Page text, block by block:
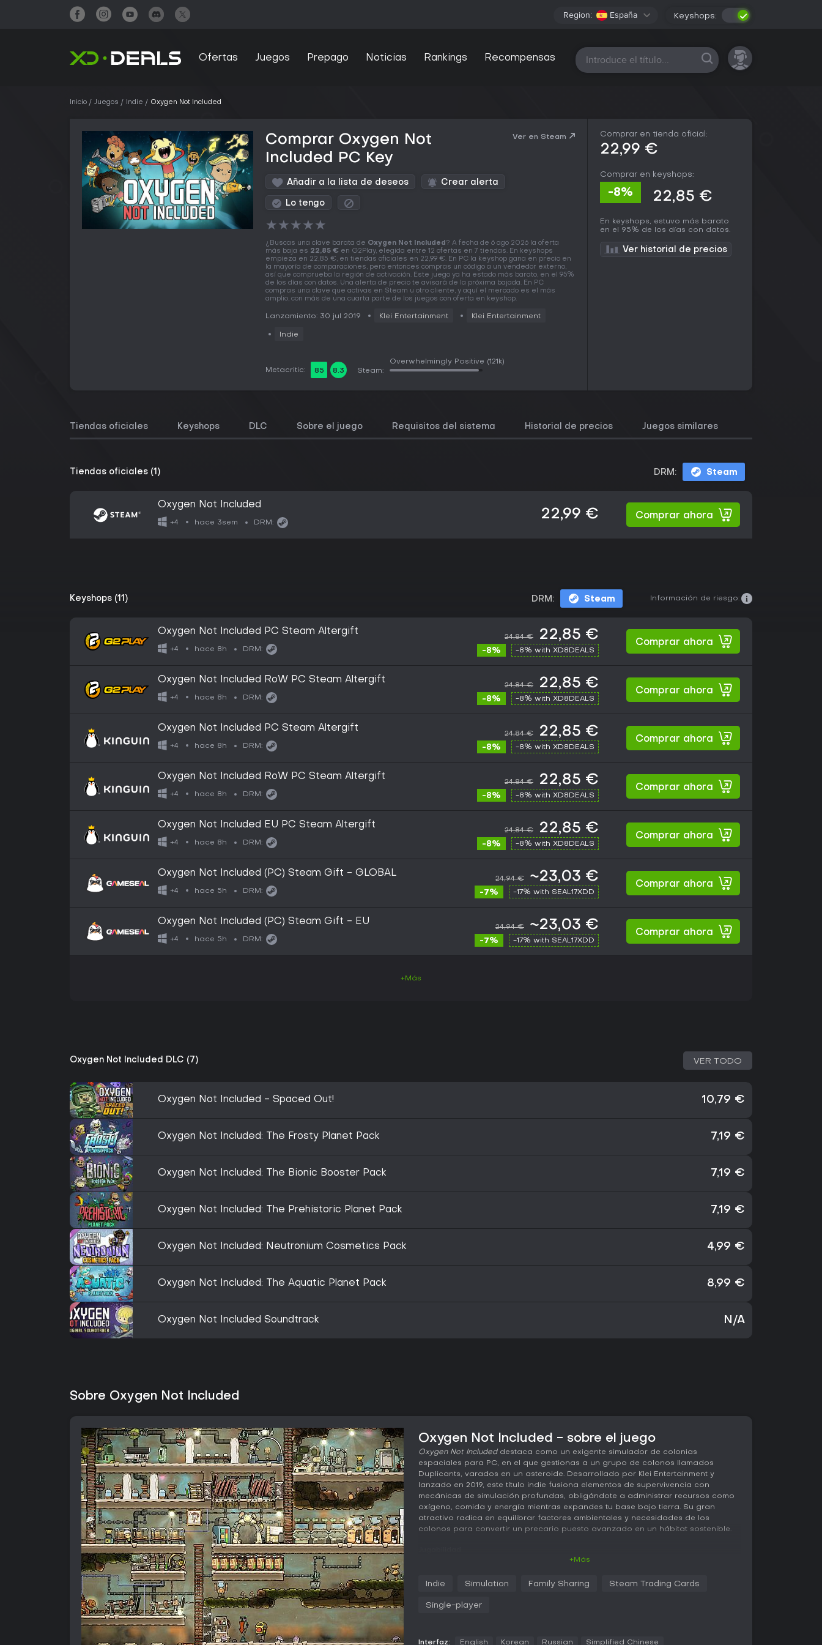
Region: España Keyshops:
Ofertas Juegos Prepago Noticias Rankings Recompensas Todas las plataformas
Inicio Juegos Indie Oxygen Not Included
Comprar Oxygen Not
Included PC Key
Ver en Steam
Añadir a la lista de deseos Crear alerta
Lo tengo
★★★★★
¿Buscas una clave barata de Oxygen Not Included ? A fecha de 6 ago 2026 la oferta
más baja es 22,85 € en G2Play, elegida entre 12 ofertas en 7 tiendas. En keyshops
empieza en 22,85 €, en tiendas oficiales en 22,99 €. En PC la keyshop gana en precio en
la mayoría de comparaciones, pero entonces compras un código a un vendedor externo,
así que comprueba la región de activación. Este juego ya ha estado más barato, en el 95%
de los días con datos. Una alerta de precio te avisará de la próxima bajada. En PC
compras una clave que activas en Steam u otro cliente, y aquí el mercado es el más
amplio, con más de una cuarta parte de los juegos con oferta en keyshop.
Lanzamiento: 30 jul 2019 Klei Entertainment Klei Entertainment
Indie
Metacritic: 85 8.3 Steam:
Overwhelmingly Positive (121k)
Comprar en tienda oficial:
22,99 €
Comprar en keyshops:
-8% 22,85 €
En keyshops, estuvo más barato
en el 95% de los días con datos.
Ver historial de precios
Tiendas oficiales Keyshops DLC Sobre el juego Requisitos del sistema Historial de precios Juegos similares
Tiendas oficiales (1) DRM: Steam
Oxygen Not Included
+4 hace 3sem DRM:
22,99 € Comprar ahora
Keyshops (11) DRM: Steam Información de riesgo:
Oxygen Not Included PC Steam Altergift
+4 hace 8h DRM:
24,84 € 22,85 €
-8% -8% with XD8DEALS
Comprar ahora
Oxygen Not Included RoW PC Steam Altergift
+4 hace 8h DRM:
24,84 € 22,85 €
-8% -8% with XD8DEALS
Comprar ahora
Oxygen Not Included PC Steam Altergift
+4 hace 8h DRM:
24,84 € 22,85 €
-8% -8% with XD8DEALS
Comprar ahora
Oxygen Not Included RoW PC Steam Altergift
+4 hace 8h DRM:
24,84 € 22,85 €
-8% -8% with XD8DEALS
Comprar ahora
Oxygen Not Included EU PC Steam Altergift
+4 hace 8h DRM:
24,84 € 22,85 €
-8% -8% with XD8DEALS
Comprar ahora
Oxygen Not Included (PC) Steam Gift - GLOBAL
+4 hace 5h DRM:
24,94 € ~23,03 €
-7% -17% with SEAL17XDD
Comprar ahora
Oxygen Not Included (PC) Steam Gift - EU
+4 hace 5h DRM:
24,94 € ~23,03 €
-7% -17% with SEAL17XDD
Comprar ahora
+Más
Oxygen Not Included DLC (7) VER TODO
Oxygen Not Included - Spaced Out! 10,79 €
Oxygen Not Included: The Frosty Planet Pack 7,19 €
Oxygen Not Included: The Bionic Booster Pack 7,19 €
Oxygen Not Included: The Prehistoric Planet Pack 7,19 €
Oxygen Not Included: Neutronium Cosmetics Pack 4,99 €
Oxygen Not Included: The Aquatic Planet Pack 8,99 €
Oxygen Not Included Soundtrack N/A
Sobre Oxygen Not Included
Oxygen Not Included - sobre el juego
Oxygen Not Includeddestaca como un exigente simulador de colonias
espaciales para PC, en el que gestionas a un grupo de colonos llamados
Duplicants, varados en un asteroide. Desarrollado por Klei Entertainment y
lanzado en 2019, este título indie fusiona elementos de supervivencia con
mecánicas de simulación profundas, obligándote a administrar recursos como
oxígeno, comida y energía mientras expandes tu base bajo tierra. Su gran
atractivo radica en equilibrar factores ambientales y necesidades de los
colonos para convertir un precario puesto avanzado en un hábitat sostenible.
con unos pocos Duplicants que excavan recursos, erigen estructuras y montan
recursos arranca de inmediato, por lo que una asignación eficiente resulta
residuos, y regulación térmica para evitar heladas o sobrecalentamientos.
+Más
Indie Simulation Family Sharing Steam Trading Cards
Single-player
Interfaz: English Korean Russian Simplified Chinese